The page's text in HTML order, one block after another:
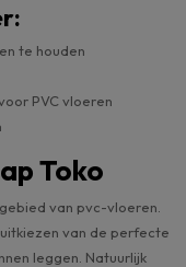
te houden
PVC vloeren
Toko
van pvc-vloeren.
van de perfecte
leggen. Natuurlijk